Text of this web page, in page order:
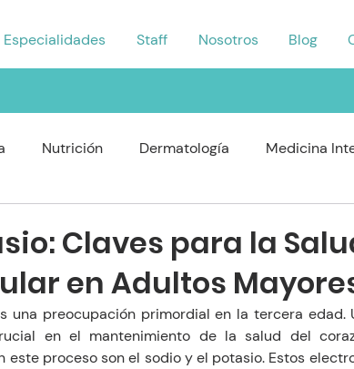
Especialidades Staff Nosotros Blog
Nutrición Dermatología Medicina
Nefrologo Fisioterapia Enfermería y
Claves para la
en Adultos
una preocupación primordial en la tercera edad.
en el mantenimiento de la salud del
este proceso son el sodio y el potasio. Estos